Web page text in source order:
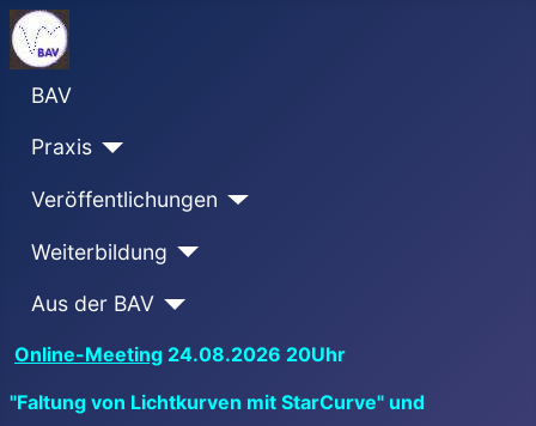
BAV
Praxis
Veröffentlichungen
Weiterbildung
Aus der BAV
Online-Meeting 24.08.2026 20Uhr
"Faltung von Lichtkurven mit StarCurve" und